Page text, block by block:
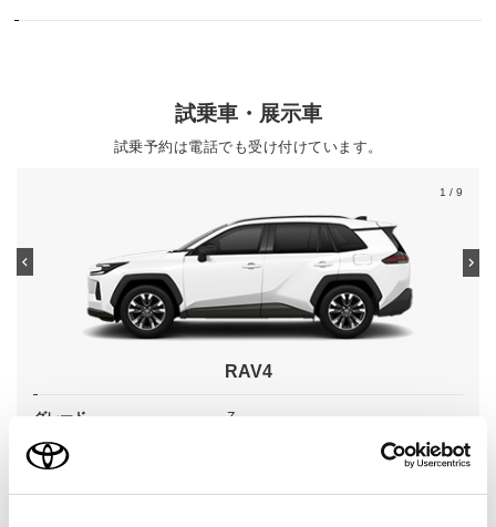
試乗車・展示車
試乗予約は電話でも受け付けています。
1 / 9
RAV4
グレード Z
カラー プラチナホワイトパールマイカ